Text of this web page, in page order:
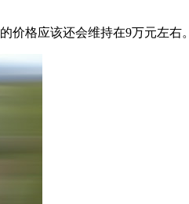
的价格应该还会维持在9万元左右。